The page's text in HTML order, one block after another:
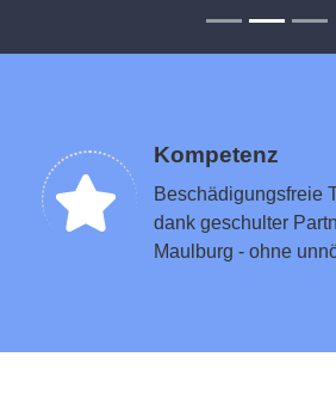
Kompetenz
Beschädigungsfreie
dank geschulter
Maulburg - ohne